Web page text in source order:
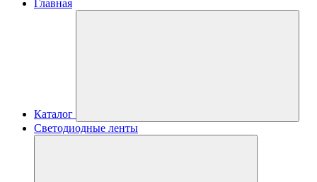
Главная
Каталог
Светодиодные ленты